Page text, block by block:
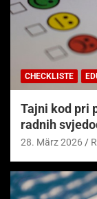
CHECKLISTE
Tajni kod pri
radnih
28. März 2026